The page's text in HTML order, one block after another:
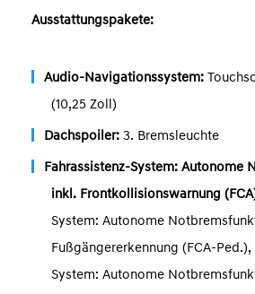
Ausstattungspakete:
Audio-Navigationssystem:
(10,25 Zoll)
Dachspoiler: 3. Bremsleuchte
Fahrassistenz-System: Autonome
inkl. Frontkollisionswarnung
System: Autonome
Fußgängererkennung (FCA-
System: Autonome